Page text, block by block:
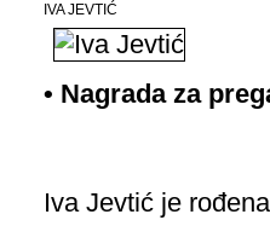
IVA JEVTIĆ
• Nagrada za
Iva Jevtić je